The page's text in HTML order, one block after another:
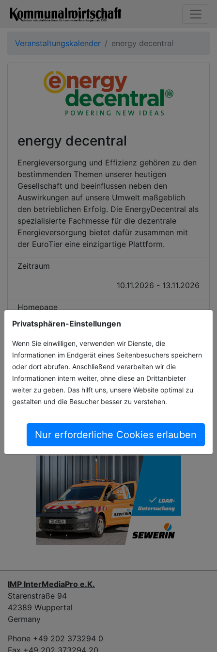
Privatsphären-Einstellungen
Wenn Sie einwilligen, verwenden wir Dienste, die
Informationen im Endgerät eines Seitenbesuchers speichern
oder dort abrufen. Anschließend verarbeiten wir die
Informationen intern weiter, ohne diese an Drittanbieter
weiter zu geben. Das hilft uns, unsere Website optimal zu
gestalten und die Besucher besser zu verstehen.
Nur erforderliche Cookies erlauben
Veranstaltungskalender energy decentral
energy decentral
Energieversorgung und Effizienz gehören zu den
bestimmenden Themen unserer heutigen
Gesellschaft und beeinflussen neben den
Auswirkungen auf unsere Umwelt maßgeblich
den betrieblichen Erfolg. Die EnergyDecentral als
spezialisierte Fachmesse für die dezentrale
Energieversorgung bietet dafür zusammen mit
der EuroTier eine einzigartige Plattform.
Zeitraum
10.11.2026 - 13.11.2026
Homepage
https://www.energy-decentral.com/
Veranstaltungsort
Messe Hannover (Hannover)
IMP InterMediaPro e.K.
Starenstraße 94
42389 Wuppertal
Germany
Phone +49 202 373294 0
Fax +49 202 373294 20